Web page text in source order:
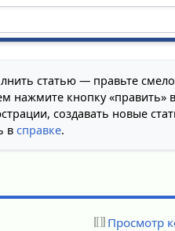
статью — правьте
нажмите кнопку «править»
создавать новые
в справке.
Просмотр